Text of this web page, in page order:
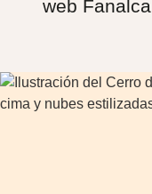
web Fanalca